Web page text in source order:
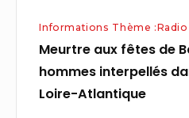
Loire-
Atlantique
Informations Thème :Radio
Meurtre aux fêtes de
hommes interpellés
Loire-Atlantique